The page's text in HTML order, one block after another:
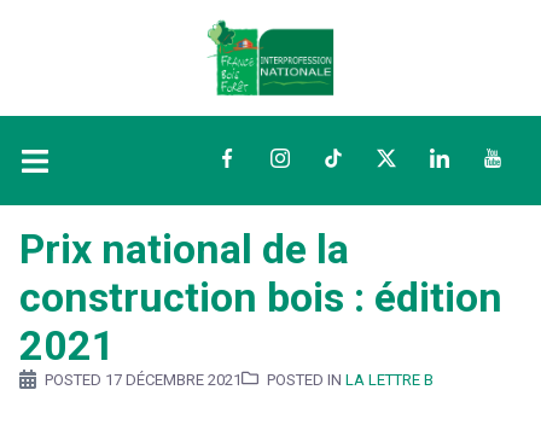
FacebookInstagramTikTokTwitterLinkedIn
Prix national de la
construction bois : édition
2021
POSTED 17 DÉCEMBRE 2021 POSTED IN LA LETTRE B